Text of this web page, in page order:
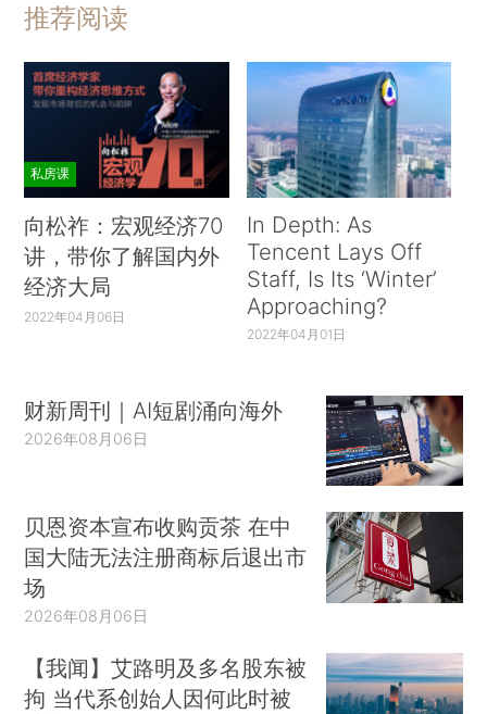
推荐阅读
私房课
向松祚：宏观经济70
讲，带你了解国内外
经济大局
2022年04月06日
In Depth: As
Tencent Lays Off
Staff, Is Its ‘Winter’
Approaching?
2022年04月01日
财新周刊｜AI短剧涌向海外
2026年08月06日
贝恩资本宣布收购贡茶 在中
国大陆无法注册商标后退出市
场
2026年08月06日
【我闻】艾路明及多名股东被
拘 当代系创始人因何此时被